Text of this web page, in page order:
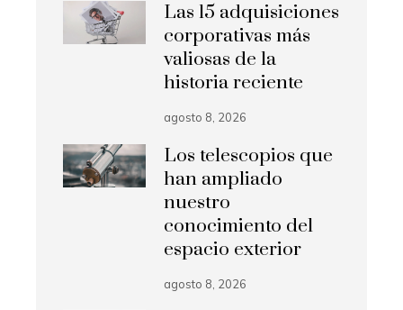
Las 15 adquisiciones
corporativas más
valiosas de la
historia reciente
agosto 8, 2026
Los telescopios que
han ampliado
nuestro
conocimiento del
espacio exterior
agosto 8, 2026